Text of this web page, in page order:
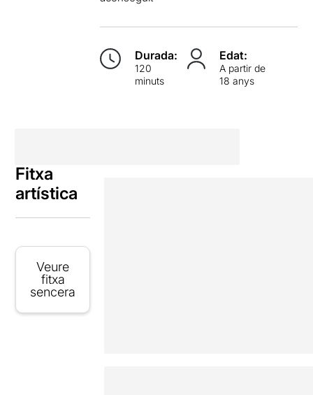
Durada:
120
minuts
Edat:
A partir de
18 anys
Fitxa
artística
Veure
fitxa
sencera